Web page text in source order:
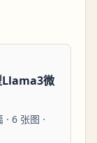
微
6 张图 ·